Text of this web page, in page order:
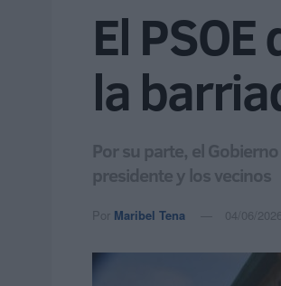
El
la
Por su parte, el
presidente y los vecinos
Por Maribel Tena 04/06/